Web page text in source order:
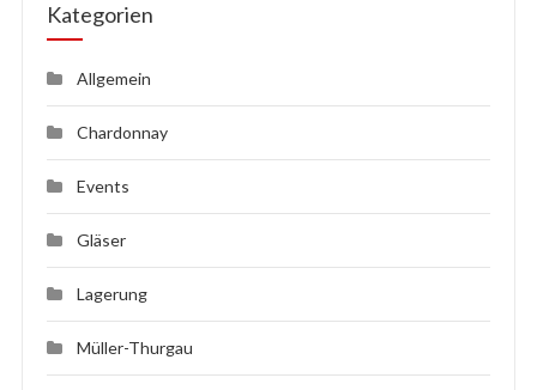
Kategorien
Allgemein
Chardonnay
Events
Gläser
Lagerung
Müller-Thurgau